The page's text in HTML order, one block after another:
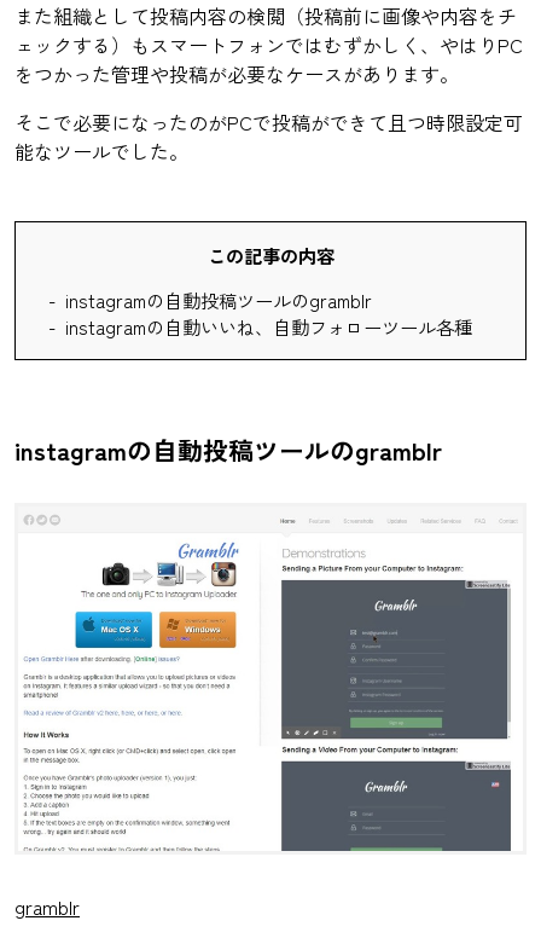
また組織として投稿内容の検閲（投稿前に画像や内容をチ
ェックする）もスマートフォンではむずかしく、やはりPC
をつかった管理や投稿が必要なケースがあります。
そこで必要になったのがPCで投稿ができて且つ時限設定可
能なツールでした。
この記事の内容
instagramの自動投稿ツールのgramblr
instagramの自動いいね、自動フォローツール各種
instagramの自動投稿ツールのgramblr
gramblr